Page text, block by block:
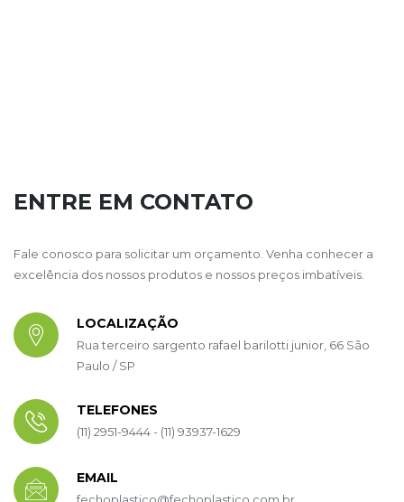
ENTRE EM CONTATO
Fale conosco para solicitar um orçamento. Venha conhecer a
excelência dos nossos produtos e nossos preços imbatíveis.
LOCALIZAÇÃO
Rua terceiro sargento rafael barilotti junior, 66 São
Paulo / SP
TELEFONES
(11) 2951-9444 - (11) 93937-1629
EMAIL
fechoplastico@fechoplastico.com.br